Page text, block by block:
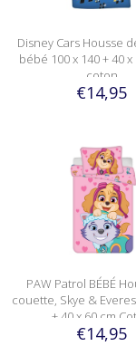
Disney Cars Housse
bébé 100 x 140 + 40
coton
€14,95
PAW Patrol BÉBÉ
couette, Skye &
+ 40 x 60 cm
€14,95